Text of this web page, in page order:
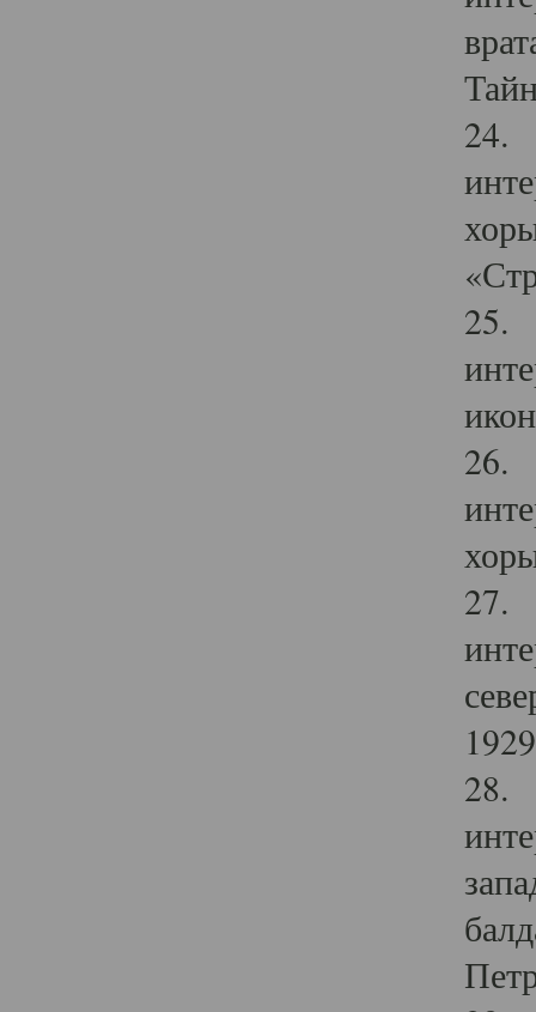
24.
25.
26.
27.
28.